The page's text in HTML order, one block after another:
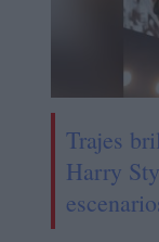
Trajes
Harry